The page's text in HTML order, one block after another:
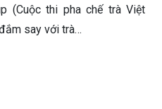
(Cuộc thi pha chế trà Việt
say với trà…